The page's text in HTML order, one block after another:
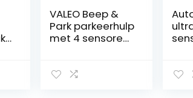
VALEO Beep &
Park parkeerhulp
met 4 sensoren
achtermontage